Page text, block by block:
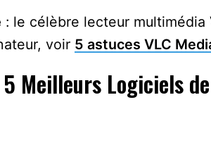
: le célèbre lecteur
voir 5 astuces VLC
5 Meilleurs Logiciels